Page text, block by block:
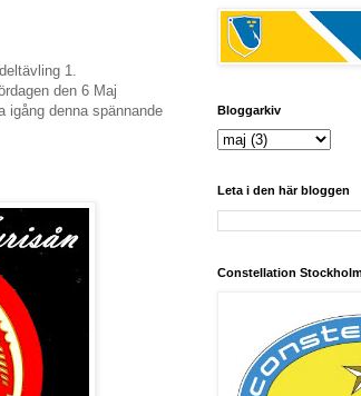
1.
den 6 Maj
denna spännande
Bloggarkiv
Leta i den här bloggen
Constellation